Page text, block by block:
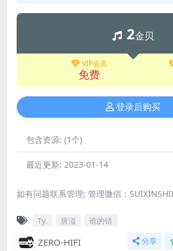
2金贝
VIP会员
免费
登录后购买
包含资源: (1个)
最近更新: 2023-01-14
如有问题联系管理; 管理微信：
Ty. 唐溢 谁的错
ZERO-HIFI 分享